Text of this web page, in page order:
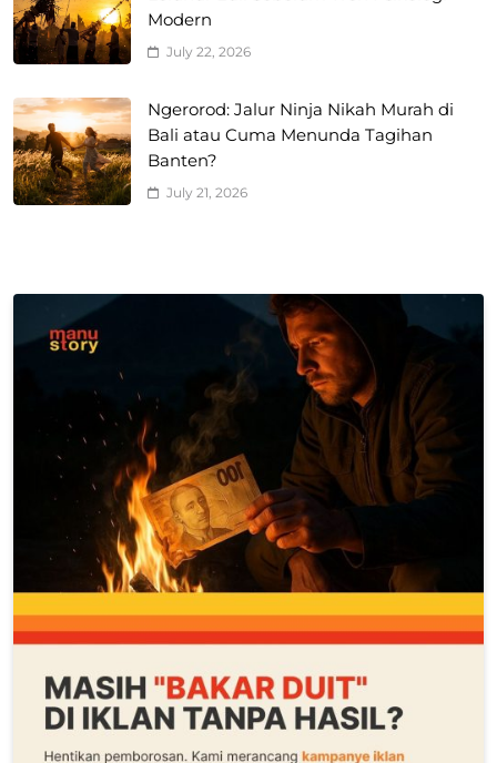
Modern
July 22, 2026
Ngerorod: Jalur Ninja Nikah Murah di
Bali atau Cuma Menunda Tagihan
Banten?
July 21, 2026